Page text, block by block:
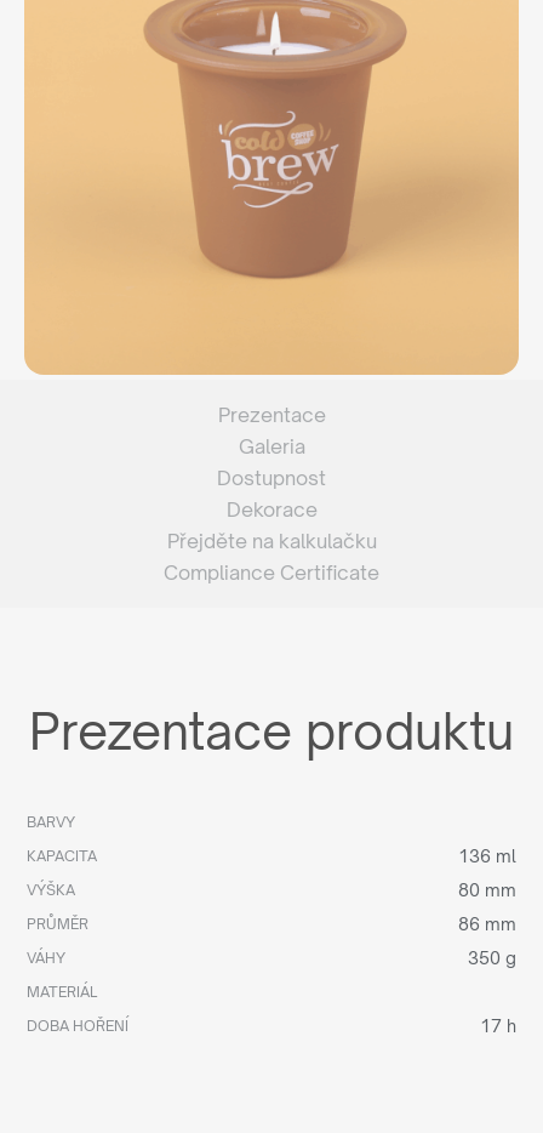
Prezentace
Galeria
Dostupnost
Dekorace
Přejděte na kalkulačku
Compliance Certificate
Prezentace produktu
BARVY
KAPACITA
136 ml
VÝŠKA 80 mm
PRŮMĚR 86 mm
VÁHY 350 g
MATERIÁL
DOBA HOŘENÍ
17 h